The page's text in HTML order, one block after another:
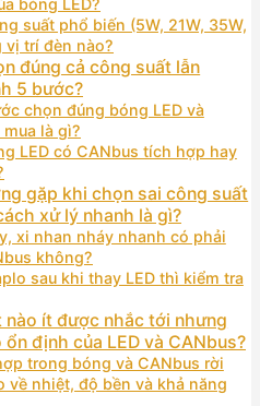
suất phổ biến (5W, 21W, 35W,
trí đèn nào?
đúng cả công suất lẫn
5 bước?
chọn đúng bóng LED và
là gì?
LED có CANbus tích hợp hay
gặp khi chọn sai công suất
xử lý nhanh là gì?
xi nhan nháy nhanh có phải
không?
sau khi thay LED thì kiểm tra
nào ít được nhắc tới nhưng
định của LED và CANbus?
trong bóng và CANbus rời
về nhiệt, độ bền và khả năng